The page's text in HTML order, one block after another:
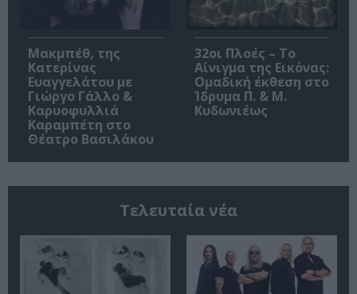
Μακμπέθ, της
Κατερίνας
Ευαγγελάτου με
Γιώργο Γάλλο &
Καρυοφυλλιά
Καραμπέτη στο
Θέατρο Βασιλάκου
32οι Πλοές – Το
Αίνιγμα της Εικόνας:
Ομαδική έκθεση στο
Ίδρυμα Π. & Μ.
Κυδωνιέως
Τελευταία νέα